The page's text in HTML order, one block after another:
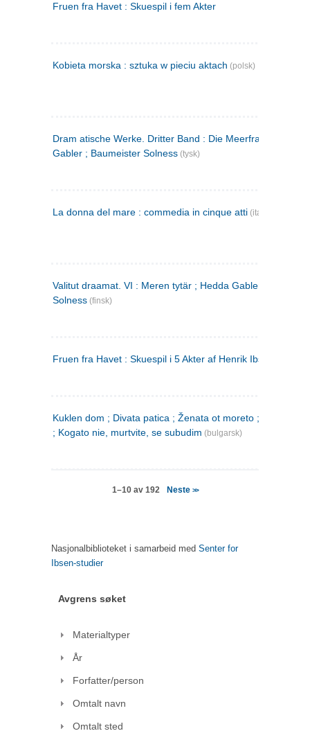
Fruen fra Havet : Skuespil i fem Akter
Kobieta morska : sztuka w pieciu aktach (polsk)
Dram atische Werke. Dritter Band : Die Meerfrau ; Hedda
Gabler ; Baumeister Solness (tysk)
La donna del mare : commedia in cinque atti (italiensk)
Valitut draamat. VI : Meren tytär ; Hedda Gabler ;
Solness (finsk)
Fruen fra Havet : Skuespil i 5 Akter af Henrik Ibsen
Kuklen dom ; Divata patica ; Ženata ot moreto ; Malkijat
; Kogato nie, murtvite, se subudim (bulgarsk)
1–10 av 192 Neste >>
Nasjonalbiblioteket i samarbeid med Senter for
Ibsen-studier
Avgrens søket
Materialtyper
År
Forfatter/person
Omtalt navn
Omtalt sted